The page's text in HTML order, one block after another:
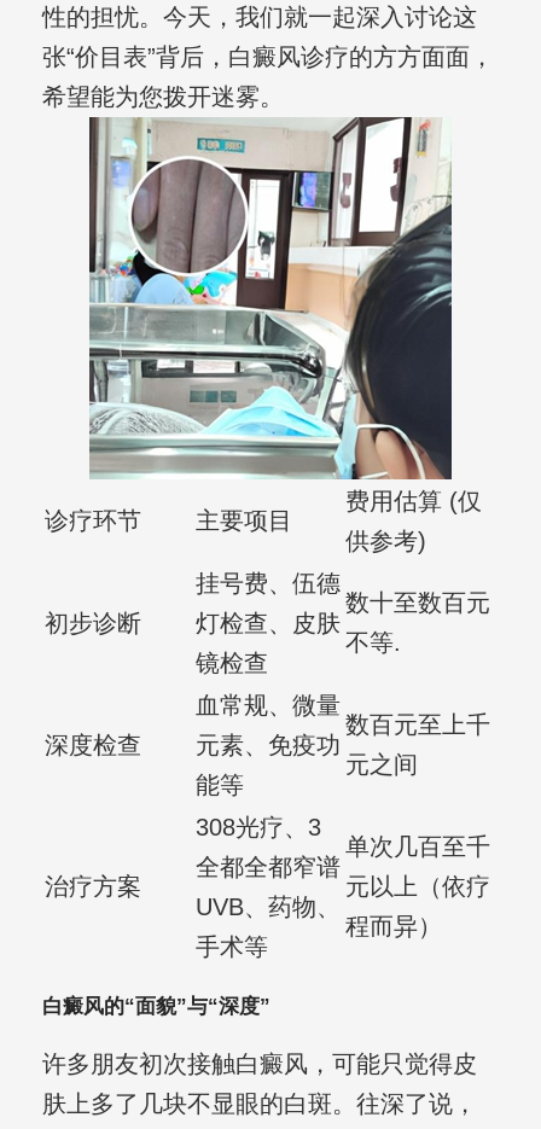
性的担忧。今天，我们就一起深入讨论这
张“价目表”背后，白癜风诊疗的方方面面，
希望能为您拨开迷雾。
诊疗环节 主要项目
费用估算 (仅
供参考)
初步诊断
挂号费、伍德
灯检查、皮肤
镜检查
数十至数百元
不等.
深度检查
血常规、微量
元素、免疫功
能等
数百元至上千
元之间
治疗方案
308光疗、3
全都全都窄谱
UVB、药物、
手术等
单次几百至千
元以上（依疗
程而异）
白癜风的“面貌”与“深度”
许多朋友初次接触白癜风，可能只觉得皮
肤上多了几块不显眼的白斑。往深了说，